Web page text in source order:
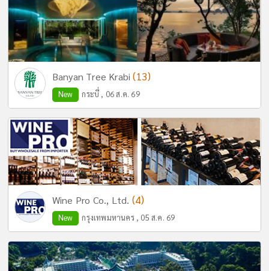
Banyan Tree Krabi(13)
New กระบี่ , 06 ส.ค. 69
Wine Pro Co., Ltd. (4)
New กรุงเทพมหานคร , 05 ส.ค. 69